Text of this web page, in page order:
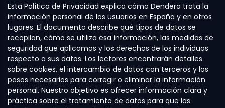
Esta Política de Privacidad explica cómo Dendera trata la
información personal de los usuarios en España y en otros
lugares. El documento describe qué tipos de datos se
recopilan, cómo se utiliza esa información, las medidas de
seguridad que aplicamos y los derechos de los individuos
respecto a sus datos. Los lectores encontrarán detalles
sobre cookies, el intercambio de datos con terceros y los
pasos necesarios para corregir o eliminar la información
personal. Nuestro objetivo es ofrecer información clara y
práctica sobre el tratamiento de datos para que los